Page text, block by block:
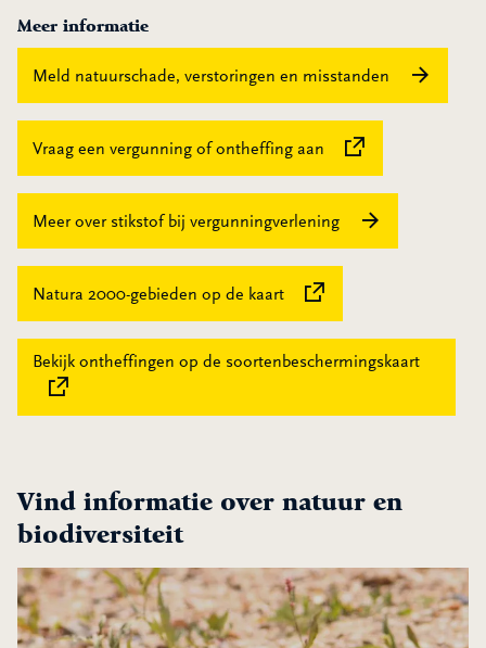
Meer informatie
Meld natuurschade, verstoringen en misstanden
Vraag een vergunning of ontheffing aan Deze link verwijst
Meer over stikstof bij vergunningverlening
Natura 2000-gebieden op de kaart Deze link verwijst naar
Bekijk ontheffingen op de soortenbeschermingskaart
Vind informatie over natuur en
biodiversiteit